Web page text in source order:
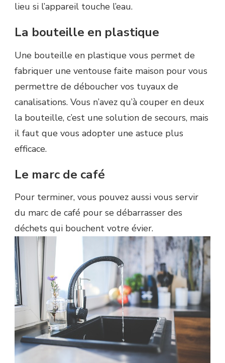
lieu si l’appareil touche l’eau.
La bouteille en plastique
Une bouteille en plastique vous permet de
fabriquer une ventouse faite maison pour vous
permettre de déboucher vos tuyaux de
canalisations. Vous n’avez qu’à couper en deux
la bouteille, c’est une solution de secours, mais
il faut que vous adopter une astuce plus
efficace.
Le marc de café
Pour terminer, vous pouvez aussi vous servir
du marc de café pour se débarrasser des
déchets qui bouchent votre évier.